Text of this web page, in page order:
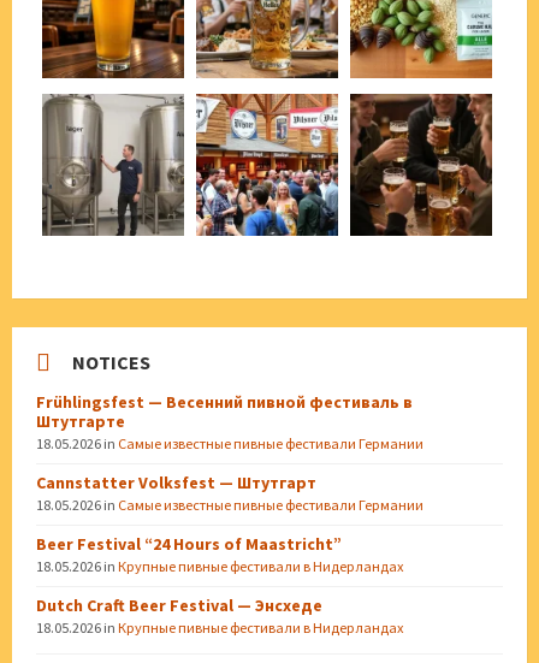
NOTICES
Frühlingsfest — Весенний пивной фестиваль в
Штутгарте
18.05.2026 in Самые известные пивные фестивали Германии
Cannstatter Volksfest — Штутгарт
18.05.2026 in Самые известные пивные фестивали Германии
Beer Festival “24 Hours of Maastricht”
18.05.2026 in Крупные пивные фестивали в Нидерландах
Dutch Craft Beer Festival — Энсхеде
18.05.2026 in Крупные пивные фестивали в Нидерландах